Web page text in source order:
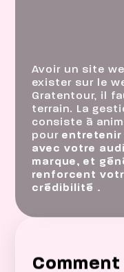
Avoir un site
exister sur le
Gratentour, il
terrain. La
consiste à
pourentretenir
avec votre
marque, et
renforcent
crédibilité .